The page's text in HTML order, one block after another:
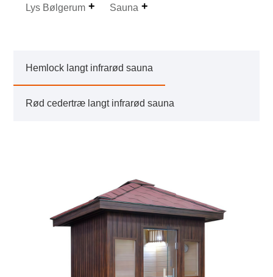
Lys Bølgerum Sauna
Hemlock langt infrarød sauna
Rød cedertræ langt infrarød sauna